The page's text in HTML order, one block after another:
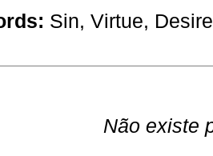
Sin, Virtue,
Não existe